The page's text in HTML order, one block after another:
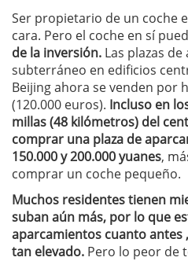
Ser propietario de un coche
cara. Pero el coche en sí
de la inversión. Las plazas
subterráneo en edificios
Beijing ahora se venden por
(120.000 euros). Incluso en
millas (48 kilómetros) del
comprar una plaza de
150.000 y 200.000 yuanes,
comprar un coche pequeño.
Muchos residentes tienen
suban aún más, por lo que
aparcamientos cuanto antes
tan elevado. Pero lo peor de